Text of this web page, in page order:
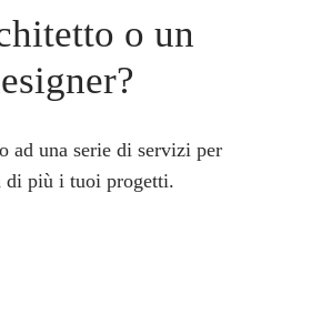
o un
ad una serie di servizi per
di più i tuoi progetti.